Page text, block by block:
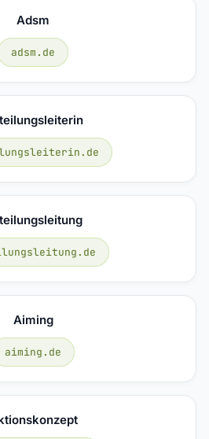
Adsm
adsm.de
Aiming
aiming.de